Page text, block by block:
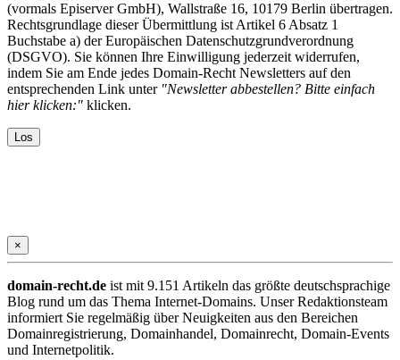
(vormals Episerver GmbH), Wallstraße 16, 10179 Berlin übertragen.
Rechtsgrundlage dieser Übermittlung ist Artikel 6 Absatz 1
Buchstabe a) der Europäischen Datenschutzgrundverordnung
(DSGVO). Sie können Ihre Einwilligung jederzeit widerrufen,
indem Sie am Ende jedes Domain-Recht Newsletters auf den
entsprechenden Link unter "Newsletter abbestellen? Bitte einfach
hier klicken:" klicken.
×
domain-recht.de ist mit 9.151 Artikeln das größte deutschsprachige
Blog rund um das Thema Internet-Domains. Unser Redaktionsteam
informiert Sie regelmäßig über Neuigkeiten aus den Bereichen
Domainregistrierung, Domainhandel, Domainrecht, Domain-Events
und Internetpolitik.